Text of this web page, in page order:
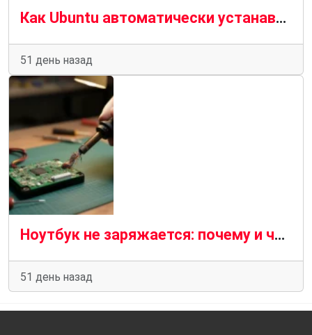
Как Ubuntu автоматически устанавливает подходящие драйверы для вашего компьютера
51 день назад
Ноутбук не заряжается: почему и что делать — пошаговая диагностика
51 день назад